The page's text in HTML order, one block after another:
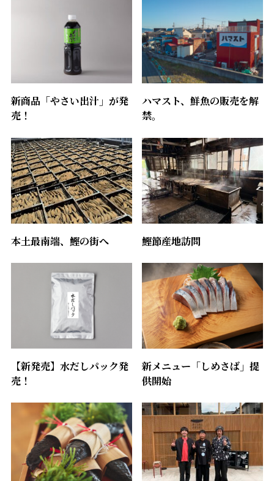
新商品「やさい出汁」が発
売！
ハマスト、鮮魚の販売を解
禁。
本土最南端、鰹の街へ 鰹節産地訪問
【新発売】水だしパック発
売！
新メニュー「しめさば」提
供開始